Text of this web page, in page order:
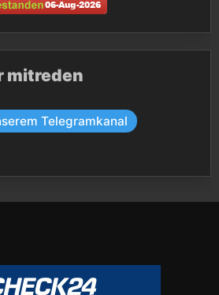
mitreden
Telegramkanal